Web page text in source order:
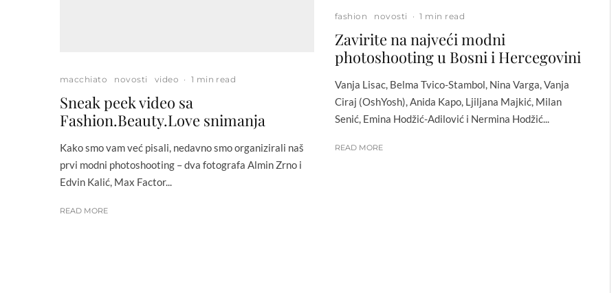
macchiato novosti video · 1 min read
Sneak peek video sa
Fashion.Beauty.Love snimanja
Kako smo vam već pisali, nedavno smo organizirali naš
prvi modni photoshooting – dva fotografa Almin Zrno i
Edvin Kalić, Max Factor...
READ MORE
fashion novosti · 1 min read
Zavirite na najveći modni
photoshooting u Bosni i Hercegovini
Vanja Lisac, Belma Tvico-Stambol, Nina Varga, Vanja
Ciraj (OshYosh), Anida Kapo, Ljiljana Majkić, Milan
Senić, Emina Hodžić-Adilović i Nermina Hodžić...
READ MORE